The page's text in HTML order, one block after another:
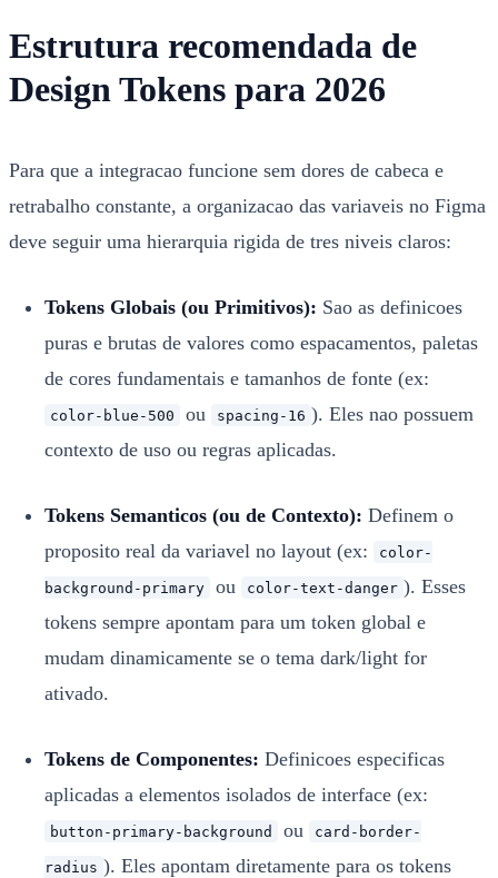
Estrutura recomendada de
Design Tokens para 2026
Para que a integracao funcione sem dores de cabeca e
retrabalho constante, a organizacao das variaveis no Figma
deve seguir uma hierarquia rigida de tres niveis claros:
Tokens Globais (ou Primitivos): Sao as definicoes
puras e brutas de valores como espacamentos, paletas
de cores fundamentais e tamanhos de fonte (ex:
color-blue-500 ou spacing-16 ). Eles nao possuem
contexto de uso ou regras aplicadas.
Tokens Semanticos (ou de Contexto): Definem o
proposito real da variavel no layout (ex:
color-
background-primary ou color-text-danger ). Esses
tokens sempre apontam para um token global e
mudam dinamicamente se o tema dark/light for
ativado.
Tokens de Componentes: Definicoes especificas
aplicadas a elementos isolados de interface (ex:
button-primary-background ou card-border-
radius ). Eles apontam diretamente para os tokens